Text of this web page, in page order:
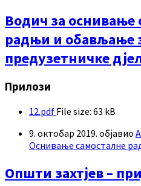
Водич за оснивање
радњи и обављање
предузетничке
Прилози
12.pdf File size: 63 kB
9. октобар 2019. објавио
Оснивање самосталне
Општи захтјев –